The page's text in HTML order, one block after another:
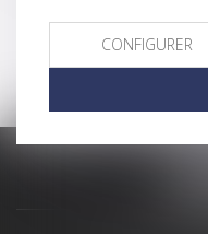
CONFIGURER